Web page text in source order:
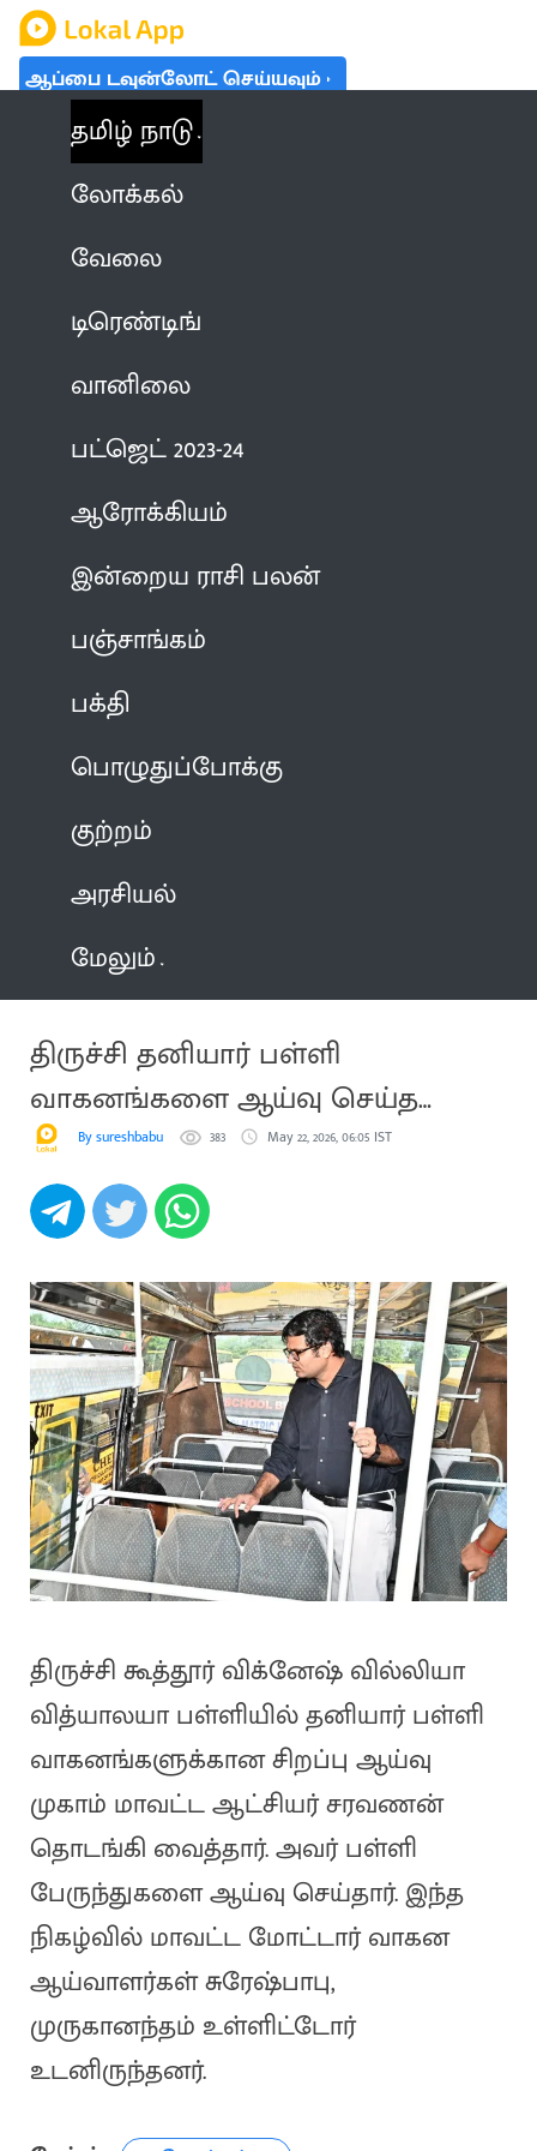
ஆப்பை டவுன்லோட் செய்யவும்
தமிழ் நாடு
லோக்கல்
வேலை
டிரெண்டிங்
வானிலை
பட்ஜெட் 2023-24
ஆரோக்கியம்
இன்றைய ராசி பலன்
பஞ்சாங்கம்
பக்தி
பொழுதுப்போக்கு
குற்றம்
அரசியல்
மேலும்
திருச்சி தனியார் பள்ளி
வாகனங்களை ஆய்வு செய்த
கலெக்டர்
By sureshbabu 383 May 22, 2026, 06:05 IST
திருச்சி கூத்தூர் விக்னேஷ் வில்லியா
வித்யாலயா பள்ளியில் தனியார் பள்ளி
வாகனங்களுக்கான சிறப்பு ஆய்வு
முகாம் மாவட்ட ஆட்சியர் சரவணன்
தொடங்கி வைத்தார். அவர் பள்ளி
பேருந்துகளை ஆய்வு செய்தார். இந்த
நிகழ்வில் மாவட்ட மோட்டார் வாகன
ஆய்வாளர்கள் சுரேஷ்பாபு,
முருகானந்தம் உள்ளிட்டோர்
உடனிருந்தனர்.